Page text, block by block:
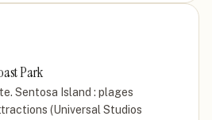
Park
Sentosa Island : plages
(Universal Studios